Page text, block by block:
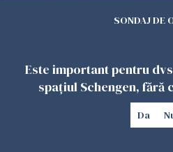
SONDAJ DE
Este important pentru
spațiul Schengen,
Da